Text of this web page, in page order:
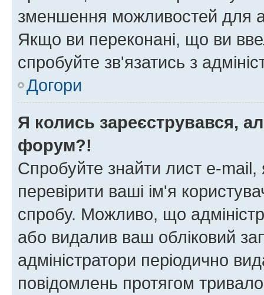
зменшення можливостей для
Якщо ви переконані, що ви
спробуйте зв'язатись з
Догори
Я колись зареєструвався,
форум?!
Спробуйте знайти лист e-mail,
перевірити ваші ім'я
спробу. Можливо, що
або видалив ваш обліковий
адміністратори періодично
повідомлень протягом